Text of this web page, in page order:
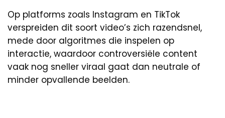
Op platforms zoals Instagram en TikTok
verspreiden dit soort video’s zich razendsnel,
mede door algoritmes die inspelen op
interactie, waardoor controversiële content
vaak nog sneller viraal gaat dan neutrale of
minder opvallende beelden.